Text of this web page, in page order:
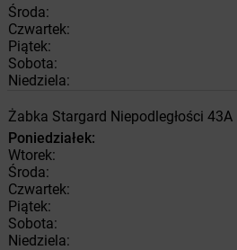
Środa:
Czwartek:
Piątek:
Sobota:
Niedziela:
Żabka Stargard Niepodległości 43A
Poniedziałek:
Wtorek:
Środa:
Czwartek:
Piątek:
Sobota:
Niedziela: